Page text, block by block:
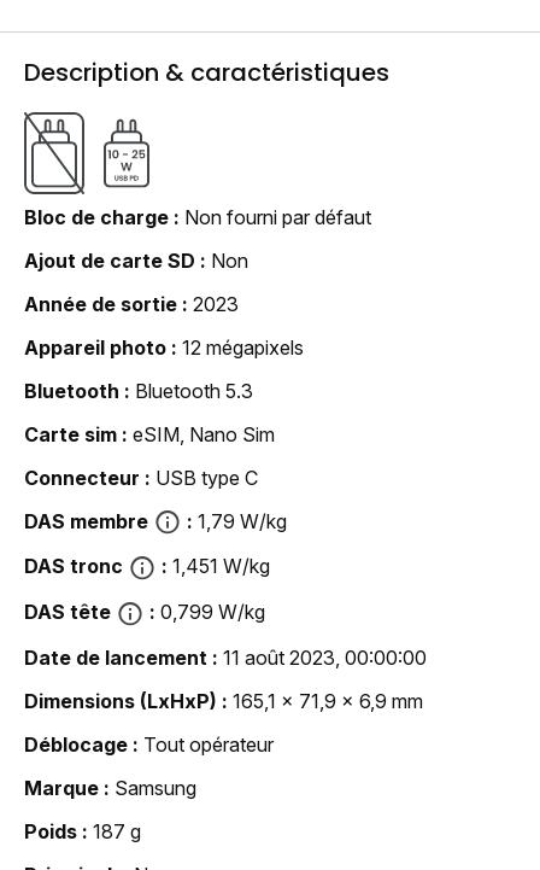
Description & caractéristiques
Bloc de charge
Non fourni par défaut
Ajout de carte SD
Non
Année de sortie
2023
Appareil photo
12 mégapixels
Bluetooth
Bluetooth 5.3
Carte sim
eSIM, Nano Sim
Connecteur
USB type C
DAS membre
1,79 W/kg
DAS tronc
1,451 W/kg
DAS tête
0,799 W/kg
Date de lancement
11 août 2023, 00:00:00
Dimensions (LxHxP)
165,1 x 71,9 x 6,9 mm
Déblocage
Tout opérateur
Marque
Samsung
Poids
187 g